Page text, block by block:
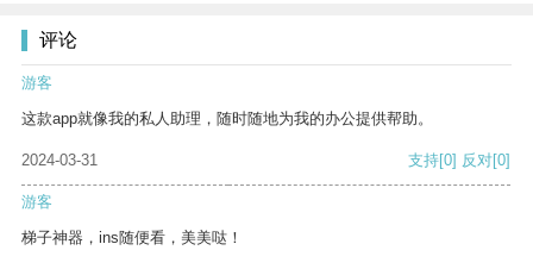
评论
游客
这款app就像我的私人助理，随时随地为我的办公提供帮助。
2024-03-31 支持[0] 反对[0]
游客
梯子神器，ins随便看，美美哒！